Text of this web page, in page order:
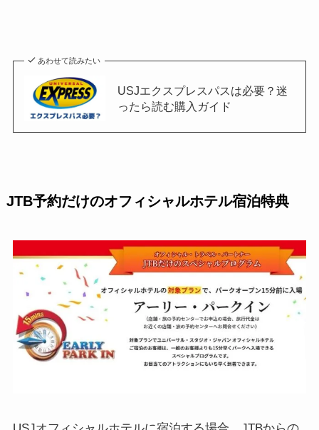
あわせて読みたい
USJエクスプレスパスは必要？迷
ったら読む購入ガイド
JTB予約だけのオフィシャルホテル宿泊特典